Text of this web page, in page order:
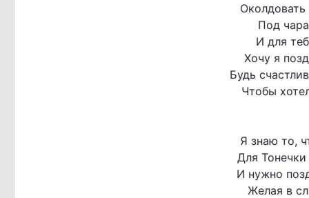
Околдовать
Под
И для
Хочу я
Будь
Чтобы
Я знаю то,
Для
И нужно
Желая в